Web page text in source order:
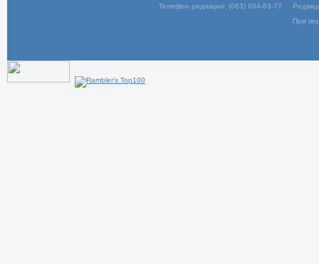
Телефон редакции: (063) 994-63-77
При